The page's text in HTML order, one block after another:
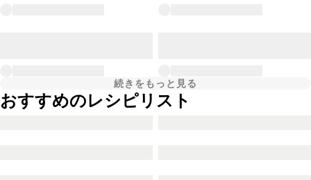
続きをもっと見る
おすすめのレシピリスト